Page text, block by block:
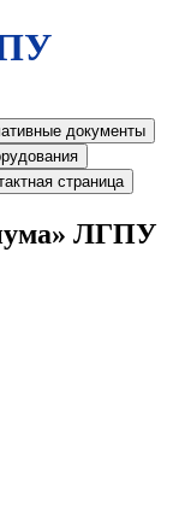
документы
страница
ЛГПУ